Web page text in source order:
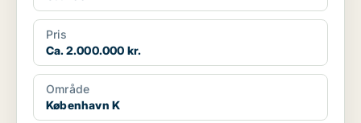
Pris
Ca. 2.000.000 kr.
Område
København K